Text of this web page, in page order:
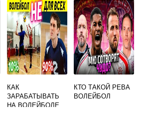
ПОБЕЖДАЛА НА
ЧЕМПИОНАТЕ
МИРА ПО
ВОЛЕЙБОЛУ
КАК
ЗАРАБАТЫВАТЬ
НА ВОЛЕЙБОЛЕ
КТО ТАКОЙ РЕВА
ВОЛЕЙБОЛ